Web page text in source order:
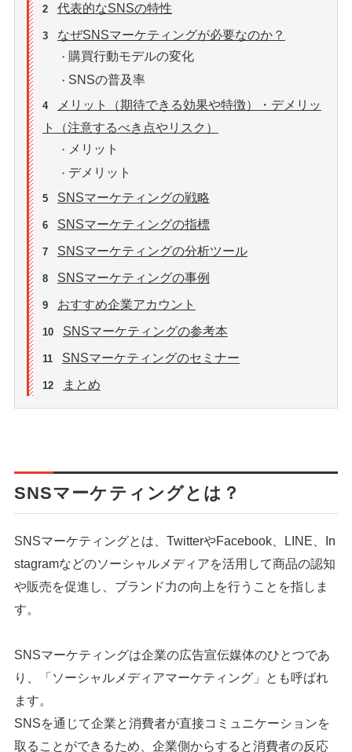
2 代表的なSNSの特性
3 なぜSNSマーケティングが必要なのか？
・ 購買行動モデルの変化
・ SNSの普及率
4
メリット（期待できる効果や特徴）・デメリッ
ト（注意するべき点やリスク）
・ メリット
・ デメリット
5 SNSマーケティングの戦略
6 SNSマーケティングの指標
7 SNSマーケティングの分析ツール
8 SNSマーケティングの事例
9 おすすめ企業アカウント
10 SNSマーケティングの参考本
11 SNSマーケティングのセミナー
12 まとめ
SNSマーケティングとは？
SNSマーケティングとは、TwitterやFacebook、LINE、In
stagramなどのソーシャルメディアを活用して商品の認知
や販売を促進し、ブランド力の向上を行うことを指しま
す。
SNSマーケティングは企業の広告宣伝媒体のひとつであ
り、「ソーシャルメディアマーケティング」とも呼ばれ
ます。
SNSを通じて企業と消費者が直接コミュニケーションを
取ることができるため、企業側からすると消費者の反応